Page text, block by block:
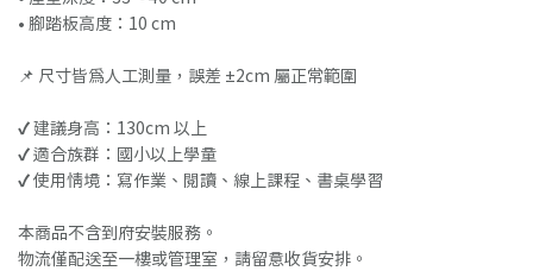
• 腳踏板高度：10 cm
📌 尺寸皆為人工測量，誤差 ±2cm 屬正常範圍
✔ 建議身高：130cm 以上
✔ 適合族群：國小以上學童
✔ 使用情境：寫作業、閱讀、線上課程、書桌學習
本商品不含到府安裝服務。
物流僅配送至一樓或管理室，請留意收貨安排。